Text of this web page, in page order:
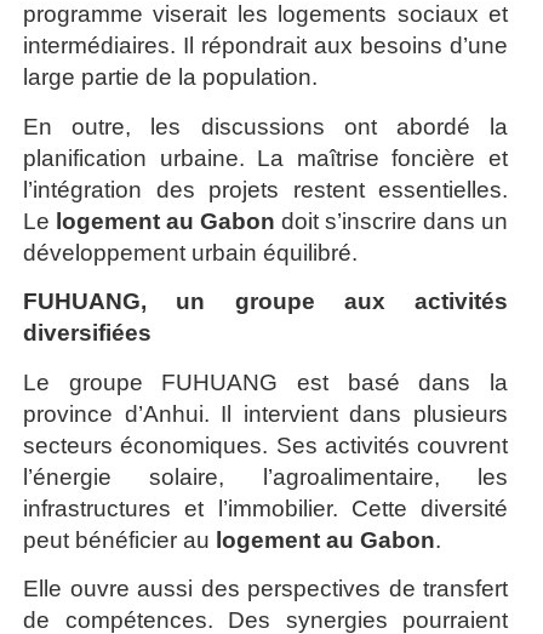
programme viserait les logements sociaux et
intermédiaires. Il répondrait aux besoins d’une
large partie de la population.
En outre, les discussions ont abordé la
planification urbaine. La maîtrise foncière et
l’intégration des projets restent essentielles.
Le logement au Gabon doit s’inscrire dans un
développement urbain équilibré.
FUHUANG, un groupe aux activités
diversifiées
Le groupe FUHUANG est basé dans la
province d’Anhui. Il intervient dans plusieurs
secteurs économiques. Ses activités couvrent
l’énergie solaire, l’agroalimentaire, les
infrastructures et l’immobilier. Cette diversité
peut bénéficier au logement au Gabon.
Elle ouvre aussi des perspectives de transfert
de compétences. Des synergies pourraient